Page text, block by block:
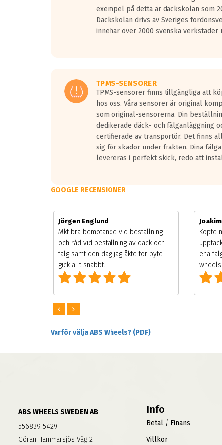
Vid körning i över 50km/h brukar
På däckmärkningen kommer det finnas en
medans de vita vågorna påvisar om det är ett tyst
Ett däck med tre svarta vågor uppnår de
exempel på detta är däckskolan som
Däckskolan drivs av Sveriges
innehar över 2000 svenska verkstäder
TPMS-SENSORER
TPMS-sensorer finns tillgängliga att
hos oss. Våra sensorer är original
som original-sensorerna. Din
dedikerade däck- och fälganläggning
certifierade av transportör. Det finns
sig för skador under frakten. Dina
levereras i perfekt skick, redo att
GOOGLE RECENSIONER
Jörgen Englund
Mkt bra bemötande vid beställning
och råd vid beställning av däck och
fälg samt den dag jag åkte för byte
gick allt snabbt.
Köpte
ena
Varför välja ABS Wheels? (PDF)
ABS WHEELS SWEDEN AB
556839 5429
Göran Hammarsjös Väg 2
Info
Betal / Finans
Villkor